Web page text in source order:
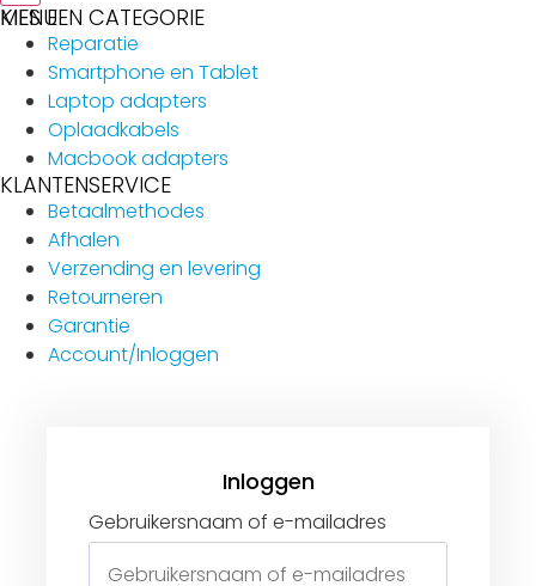
MENU
KIES EEN CATEGORIE
Reparatie
Smartphone en Tablet
Laptop adapters
Oplaadkabels
Macbook adapters
KLANTENSERVICE
Betaalmethodes
Afhalen
Verzending en levering
Retourneren
Garantie
Account/Inloggen
Gebruikersnaam of e-mailadres